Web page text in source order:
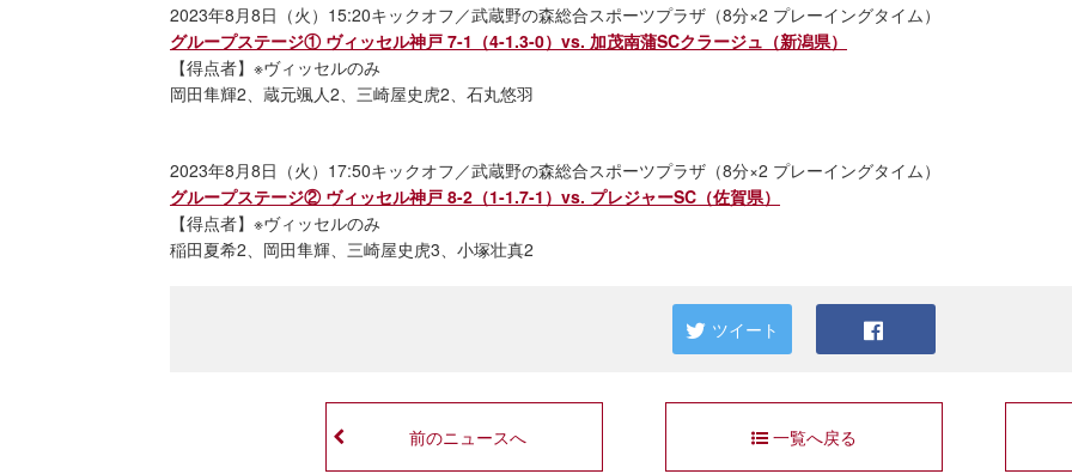
2023年8月8日（火）15:20キックオフ／武蔵野の森総合スポーツプラザ（8分×2 プレーイングタイム）
グループステージ① ヴィッセル神戸 7-1（4-1.3-0）vs. 加茂南蒲SCクラージュ（新潟県）
【得点者】※ヴィッセルのみ
岡田隼輝2、蔵元颯人2、三崎屋史虎2、石丸悠羽
2023年8月8日（火）17:50キックオフ／武蔵野の森総合スポーツプラザ（8分×2 プレーイングタイム）
グループステージ② ヴィッセル神戸 8-2（1-1.7-1）vs. プレジャーSC（佐賀県）
【得点者】※ヴィッセルのみ
稲田夏希2、岡田隼輝、三崎屋史虎3、小塚壮真2
ツイート
前のニュースへ 一覧へ戻る